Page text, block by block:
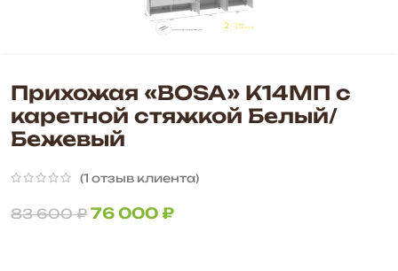
Прихожая «BOSA» К14МП с
каретной стяжкой Белый/
Бежевый
(1 отзыв клиента)
83 600₽ 76 000₽